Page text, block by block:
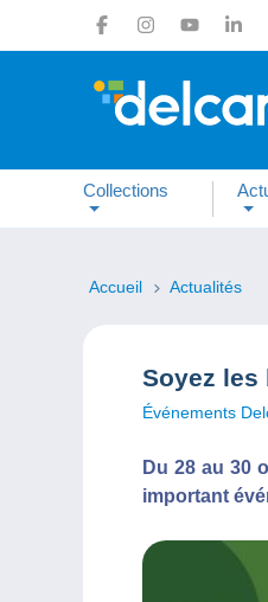
Collections
Accueil Actualités
Soyez les
Événements
Du 28 au 30
important